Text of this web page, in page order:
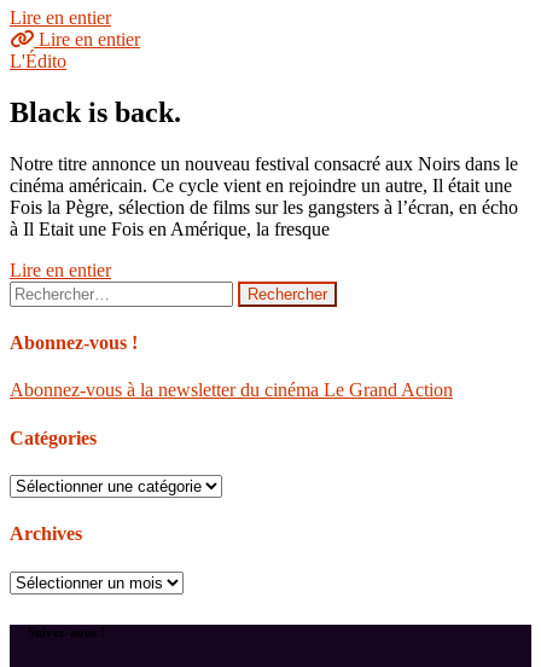
Lire en entier
Lire en entier
L'Édito
Black is back.
Notre titre annonce un nouveau festival consacré aux Noirs dans le
cinéma américain. Ce cycle vient en rejoindre un autre, Il était une
Fois la Pègre, sélection de films sur les gangsters à l’écran, en écho
à Il Etait une Fois en Amérique, la fresque
Lire en entier
Rechercher :
Abonnez-vous !
Abonnez-vous à la newsletter du cinéma Le Grand Action
Catégories
Catégories
Archives
Archives
Suivez-nous !